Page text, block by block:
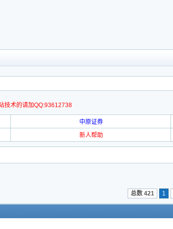
技术的请加QQ:93612738
中原证券
新人帮助
总数 421
1